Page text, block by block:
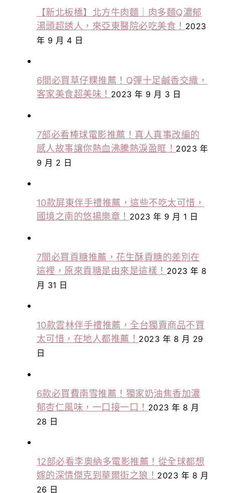
【新北板橋】北方牛肉麵｜肉多麵Q濃郁
湯頭超誘人，來亞東醫院必吃美食！ 2023
年 9 月 4 日
6間必買草仔粿推薦！Q彈十足鹹香交織，
客家美食超美味！ 2023 年 9 月 3 日
7部必看棒球電影推薦！真人真事改編的
感人故事讓你熱血沸騰熱淚盈眶！ 2023 年
9 月 2 日
10款屏東伴手禮推薦，這些不吃太可惜，
國境之南的悠揚樂章！ 2023 年 9 月 1 日
7間必買貢糖推薦，花生酥貢糖的差別在
這裡，原來貢糖是由來是這樣！ 2023 年 8
月 31 日
10款雲林伴手禮推薦，全台獨賣商品不買
太可惜，在地人都推薦！ 2023 年 8 月 29
日
6款必買費南雪推薦！獨家奶油焦香加濃
郁杏仁風味，一口接一口！ 2023 年 8 月
28 日
12部必看李奧納多電影推薦！從全球都想
嫁的深情傑克到華爾街之狼！ 2023 年 8 月
26 日